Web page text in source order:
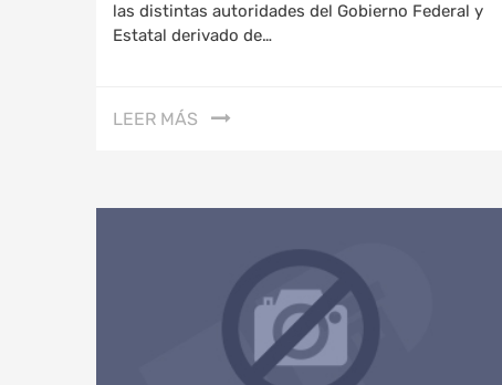
las distintas autoridades del Gobierno Federal y
Estatal derivado de…
LEER MÁS